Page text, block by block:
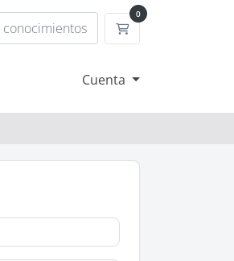
0
Carrito
Cuenta